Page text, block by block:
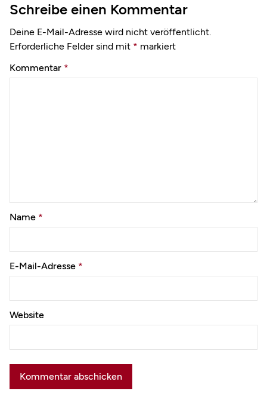
Schreibe einen Kommentar
Deine E-Mail-Adresse wird nicht veröffentlicht.
Erforderliche Felder sind mit * markiert
Kommentar *
Name *
E-Mail-Adresse *
Website